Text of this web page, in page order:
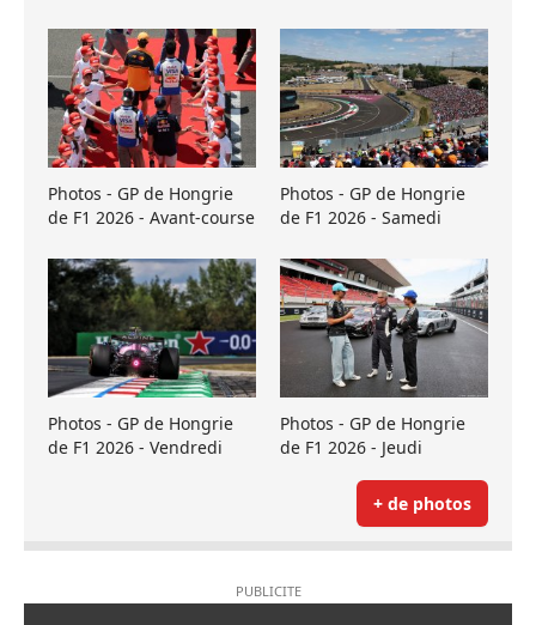
Photos - GP de Hongrie
de F1 2026 - Avant-course
Photos - GP de Hongrie
de F1 2026 - Samedi
Photos - GP de Hongrie
de F1 2026 - Vendredi
Photos - GP de Hongrie
de F1 2026 - Jeudi
+ de photos